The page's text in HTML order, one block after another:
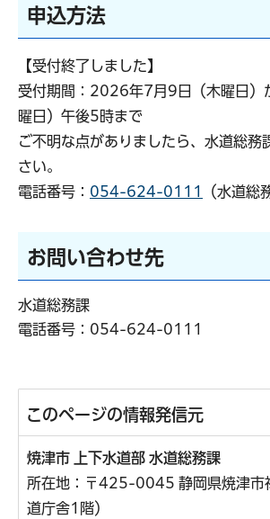
申込方法
【受付終了しました】
受付期間：2026年7月9日（木曜日）
曜日）午後5時まで
ご不明な点がありましたら、水道総務
さい。
電話番号： 054-624-0111 （水道総
お問い合わせ先
水道総務課
電話番号： 054-624-0111
このページの情報発信元
焼津市 上下水道部 水道総務課
所在地：〒425-0045 静岡県焼津市
道庁舎1階）